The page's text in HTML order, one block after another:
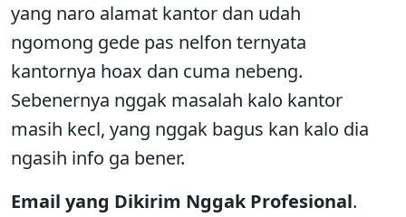
yang naro alamat kantor dan udah
ngomong gede pas nelfon ternyata
kantornya hoax dan cuma nebeng.
Sebenernya nggak masalah kalo kantor
masih kecl, yang nggak bagus kan kalo dia
ngasih info ga bener.
Email yang Dikirim Nggak Profesional.